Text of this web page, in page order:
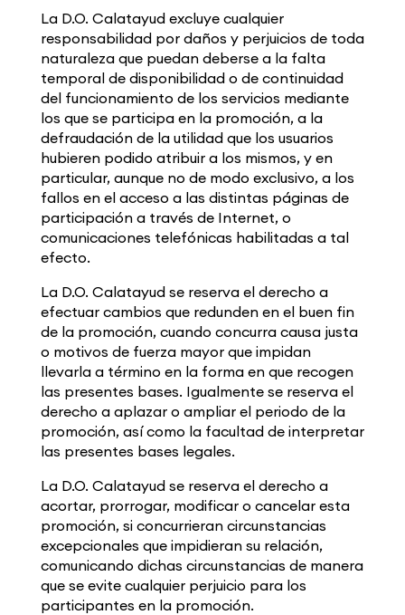
La D.O. Calatayud excluye cualquier
responsabilidad por daños y perjuicios de toda
naturaleza que puedan deberse a la falta
temporal de disponibilidad o de continuidad
del funcionamiento de los servicios mediante
los que se participa en la promoción, a la
defraudación de la utilidad que los usuarios
hubieren podido atribuir a los mismos, y en
particular, aunque no de modo exclusivo, a los
fallos en el acceso a las distintas páginas de
participación a través de Internet, o
comunicaciones telefónicas habilitadas a tal
efecto.
La D.O. Calatayud se reserva el derecho a
efectuar cambios que redunden en el buen fin
de la promoción, cuando concurra causa justa
o motivos de fuerza mayor que impidan
llevarla a término en la forma en que recogen
las presentes bases. Igualmente se reserva el
derecho a aplazar o ampliar el periodo de la
promoción, así como la facultad de interpretar
las presentes bases legales.
La D.O. Calatayud se reserva el derecho a
acortar, prorrogar, modificar o cancelar esta
promoción, si concurrieran circunstancias
excepcionales que impidieran su relación,
comunicando dichas circunstancias de manera
que se evite cualquier perjuicio para los
participantes en la promoción.